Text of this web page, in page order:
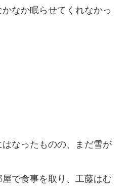
なか眠らせてくれなかっ
なったものの、まだ雪が
で食事を取り、工藤はむ